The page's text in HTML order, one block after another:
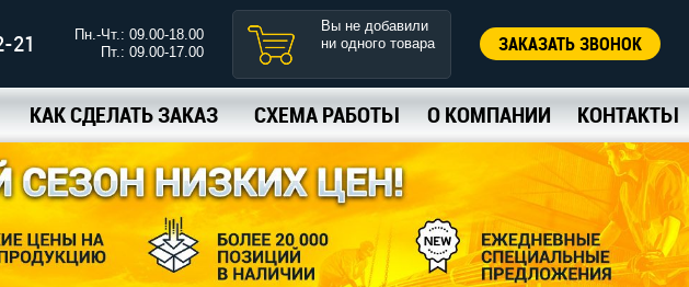
21
Пн.-Чт.: 09.00-18.00
Пт.: 09.00-17.00
Вы не добавили
ни одного товара
ЗАКАЗАТЬ ЗВОНОК
КАК СДЕЛАТЬ ЗАКАЗ СХЕМА РАБОТЫ О КОМПАНИИ КОНТАКТЫ